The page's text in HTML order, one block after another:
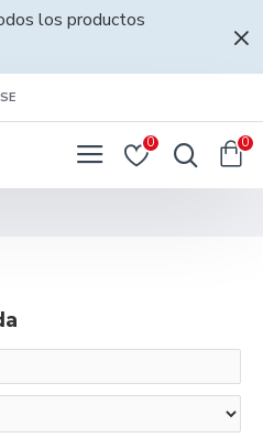
los productos
0 0